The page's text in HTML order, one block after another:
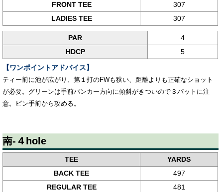
FRONT TEE
307
LADIES TEE
307
PAR
4
HDCP
5
【ワンポイントアドバイス】
ティー前に池が広がり、第１打のFWも狭い、距離よりも正確なショット
が必要。グリーンは手前バンカー方向に傾斜がきついので３パットに注
意。ピン手前から攻める。
南-４hole
TEE
YARDS
BACK TEE
497
REGULAR TEE
481